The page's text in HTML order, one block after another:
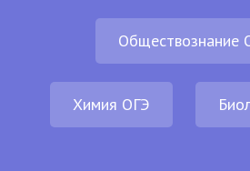
Обществознание
Химия ОГЭ